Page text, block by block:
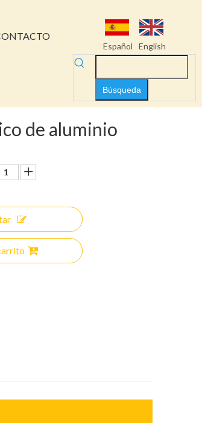
Español English
Búsqueda
de aluminio